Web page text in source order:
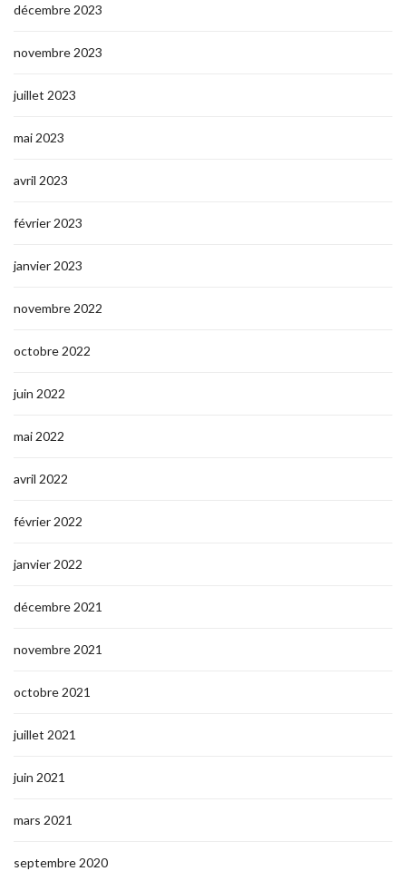
décembre 2023
novembre 2023
juillet 2023
mai 2023
avril 2023
février 2023
janvier 2023
novembre 2022
octobre 2022
juin 2022
mai 2022
avril 2022
février 2022
janvier 2022
décembre 2021
novembre 2021
octobre 2021
juillet 2021
juin 2021
mars 2021
septembre 2020